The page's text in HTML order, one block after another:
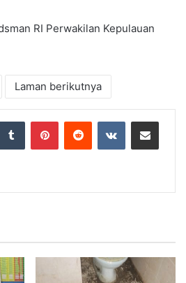
RI Perwakilan Kepulauan
Laman berikutnya
Tumblr PinterestReddit VKontakteShare via Email